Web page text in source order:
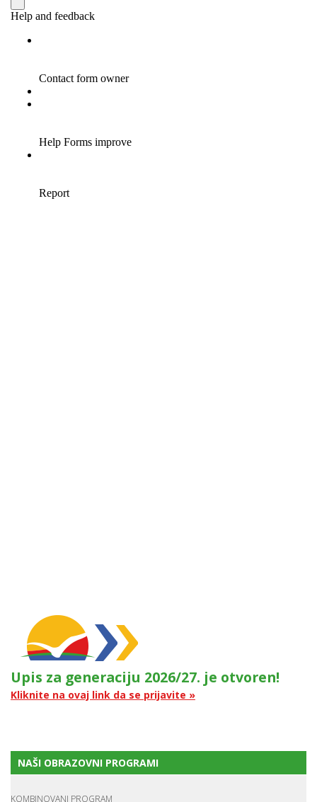
Upis za generaciju 2026/27. je otvoren!
Kliknite na ovaj link da se prijavite »
NAŠI OBRAZOVNI PROGRAMI
KOMBINOVANI PROGRAM